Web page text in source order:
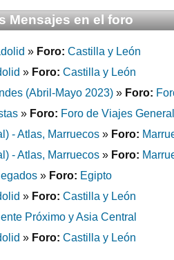
Mensajes en el foro
» Foro: Castilla y León
» Foro: Castilla y León
(Abril-Mayo 2023) » Foro:
» Foro: Foro de Viajes General
- Atlas, Marruecos » Foro:
- Atlas, Marruecos » Foro:
» Foro: Egipto
» Foro: Castilla y León
Próximo y Asia Central
» Foro: Castilla y León